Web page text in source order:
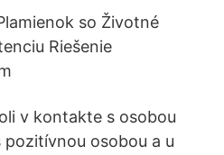
so Životné
Riešenie
v kontakte s osobou
osobou a u